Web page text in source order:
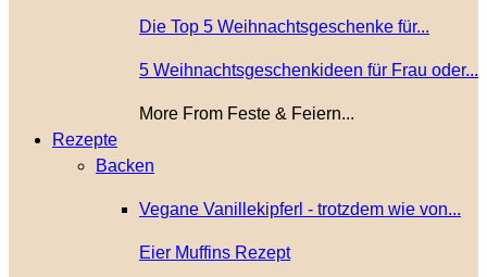
Die Top 5 Weihnachtsgeschenke für...
5 Weihnachtsgeschenkideen für Frau oder...
More From Feste & Feiern...
Rezepte
Backen
Vegane Vanillekipferl - trotzdem wie von...
Eier Muffins Rezept